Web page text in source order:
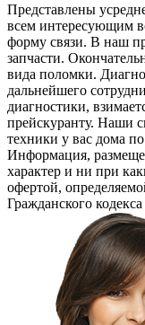
Представлены
всем интересующим
форму связи. В наш
запчасти.
вида поломки.
дальнейшего
диагностики,
прейскуранту. Наши
техники у вас дома
Информация,
характер и ни при
офертой,
Гражданского